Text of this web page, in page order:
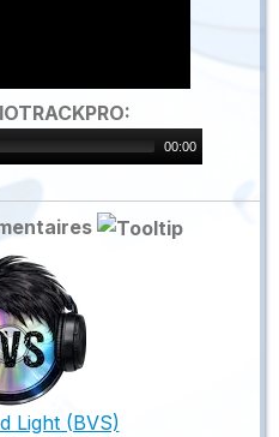
00:00
Light (BVS)